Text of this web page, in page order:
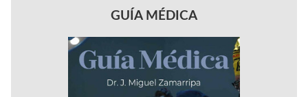
GUÍA MÉDICA